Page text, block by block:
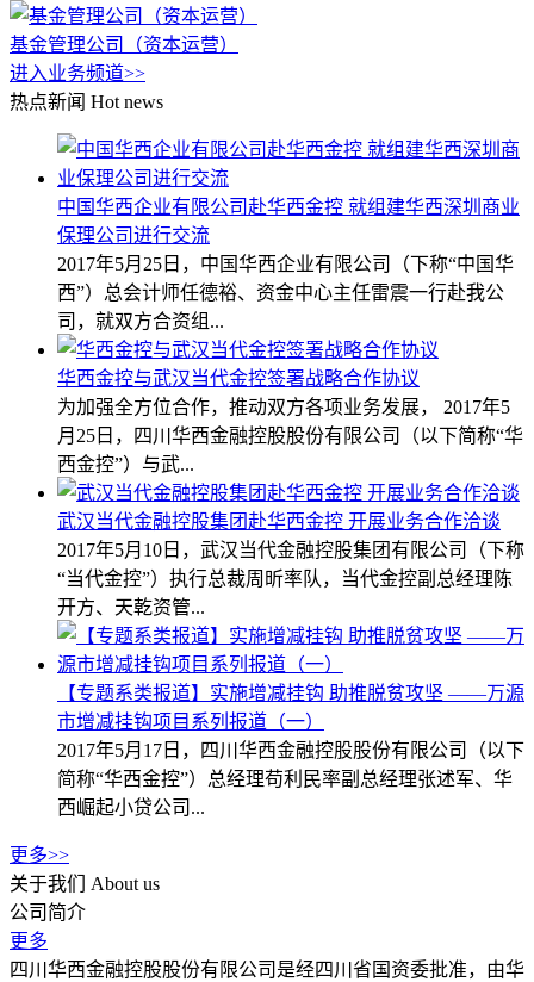
基金管理公司（资本运营）
进入业务频道>>
热点新闻 Hot news
中国华西企业有限公司赴华西金控 就组建华西深圳商业
保理公司进行交流
2017年5月25日，中国华西企业有限公司（下称“中国华
西”）总会计师任德裕、资金中心主任雷震一行赴我公
司，就双方合资组...
华西金控与武汉当代金控签署战略合作协议
为加强全方位合作，推动双方各项业务发展， 2017年5
月25日，四川华西金融控股股份有限公司（以下简称“华
西金控”）与武...
武汉当代金融控股集团赴华西金控 开展业务合作洽谈
2017年5月10日，武汉当代金融控股集团有限公司（下称
“当代金控”）执行总裁周昕率队，当代金控副总经理陈
开方、天乾资管...
【专题系类报道】实施增减挂钩 助推脱贫攻坚 ——万源
市增减挂钩项目系列报道（一）
2017年5月17日，四川华西金融控股股份有限公司（以下
简称“华西金控”）总经理苟利民率副总经理张述军、华
西崛起小贷公司...
更多>>
关于我们
About us
公司简介
更多
四川华西金融控股股份有限公司是经四川省国资委批准，由华